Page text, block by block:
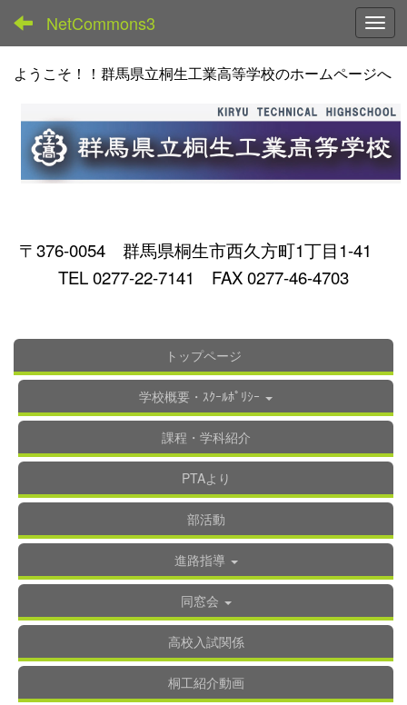
NetCommons3
ようこそ！！群馬県立桐生工業高等学校のホームページへ
〒376-0054 群馬県桐生市西久方町1丁目1-41
TEL 0277-22-7141 FAX 0277-46-4703
トップページ
学校概要・ｽｸｰﾙﾎﾟﾘｼｰ
課程・学科紹介
PTAより
部活動
進路指導
同窓会
高校入試関係
桐工紹介動画